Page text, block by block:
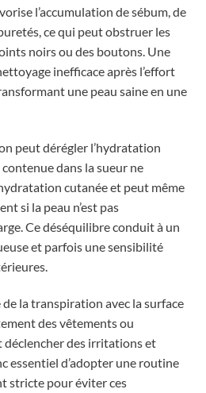
l’accumulation de sébum, de
ce qui peut obstruer les
noirs ou des boutons. Une
inefficace après l’effort
une peau saine en une
peut dérégler l’hydratation
contenue dans la sueur ne
cutanée et peut même
si la peau n’est pas
Ce déséquilibre conduit à un
et parfois une sensibilité
la transpiration avec la surface
des vêtements ou
déclencher des irritations et
essentiel d’adopter une routine
stricte pour éviter ces